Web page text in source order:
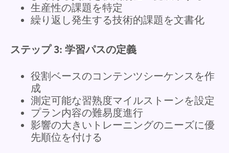
生産性の課題を特定
繰り返し発生する技術的課題を文書化
ステップ 3: 学習パスの定義
役割ベースのコンテンツシーケンスを作
成
測定可能な習熟度マイルストーンを設定
プラン内容の難易度進行
影響の大きいトレーニングのニーズに優
先順位を付ける